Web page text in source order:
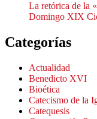
La retórica de la
Domingo XIX
Categorías
Actualidad
Benedicto XVI
Bioética
Catecismo de la
Catequesis